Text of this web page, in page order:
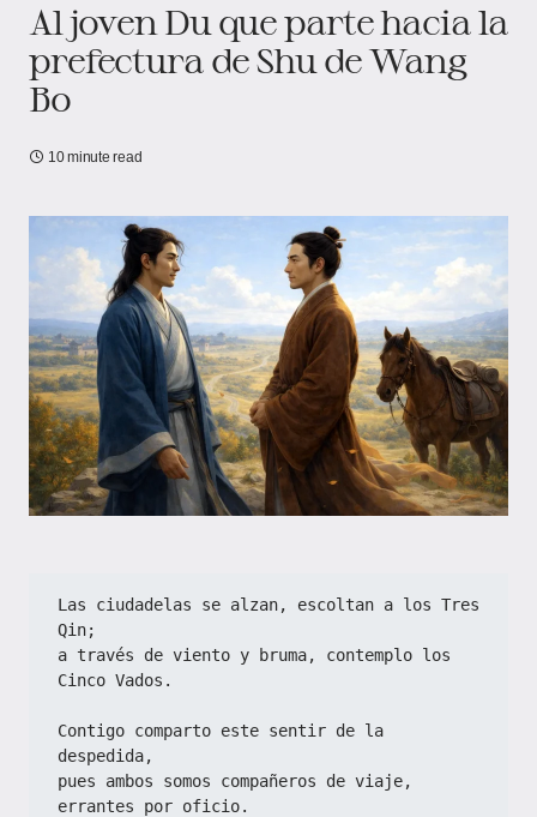
Al joven Du que parte hacia la
prefectura de Shu de Wang
Bo
10 minute read
Las ciudadelas se alzan, escoltan a los Tres
Qin;
a través de viento y bruma, contemplo los
Cinco Vados.
Contigo comparto este sentir de la
despedida,
pues ambos somos compañeros de viaje,
errantes por oficio.